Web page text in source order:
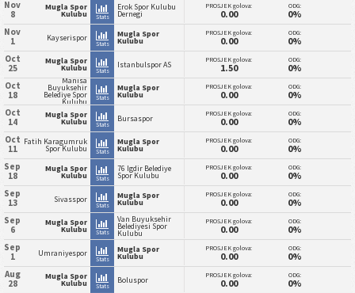
Nov
8
Mugla Spor
Kulubu Stats
Erok Spor Kulubu
Dernegi
PROSJEK golova:
0.00
ODG:
0%
Nov
1
Kayserispor
Stats
Mugla Spor
Kulubu
PROSJEK golova:
0.00
ODG:
0%
Oct
25
Mugla Spor
Kulubu Stats
Istanbulspor AS PROSJEK golova:
1.50
ODG:
0%
Oct
18
Manisa
Buyuksehir
Belediye Spor
Kulubu Stats
Mugla Spor
Kulubu
PROSJEK golova:
0.00
ODG:
0%
Oct
14
Mugla Spor
Kulubu Stats
Bursaspor PROSJEK golova:
0.00
ODG:
0%
Oct
11
Fatih Karagumruk
Spor Kulubu Stats
Mugla Spor
Kulubu
PROSJEK golova:
0.00
ODG:
0%
Sep
18
Mugla Spor
Kulubu Stats
76 Igdir Belediye
Spor Kulubu
PROSJEK golova:
0.00
ODG:
0%
Sep
13
Sivasspor
Stats
Mugla Spor
Kulubu
PROSJEK golova:
0.00
ODG:
0%
Sep
6
Mugla Spor
Kulubu Stats
Van Buyuksehir
Belediyesi Spor
Kulubu
PROSJEK golova:
0.00
ODG:
0%
Sep
1
Umraniyespor
Stats
Mugla Spor
Kulubu
PROSJEK golova:
0.00
ODG:
0%
Aug
28
Mugla Spor
Kulubu Stats
Boluspor PROSJEK golova:
0.00
ODG:
0%